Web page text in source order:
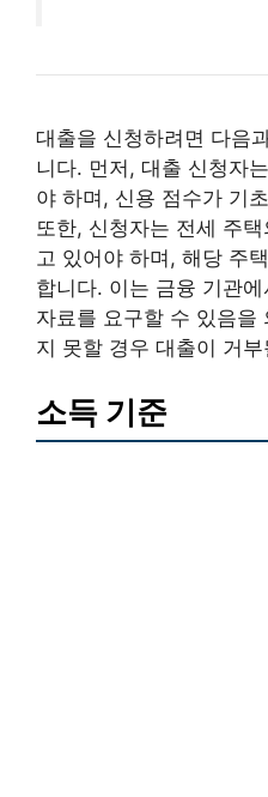
대출을 신청하려면 다음
니다. 먼저, 대출 신청자
야 하며, 신용 점수가 기
또한, 신청자는 전세 주
고 있어야 하며, 해당 주
합니다. 이는 금융 기관
자료를 요구할 수 있음을
지 못할 경우 대출이 거
소득 기준